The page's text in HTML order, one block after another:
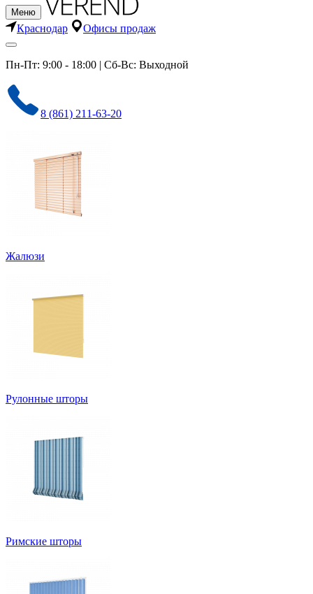
Меню
Краснодар Офисы продаж
Пн-Пт: 9:00 - 18:00 | Сб-Вс: Выходной
8 (861) 211-63-20
Жалюзи
Рулонные шторы
Римские шторы